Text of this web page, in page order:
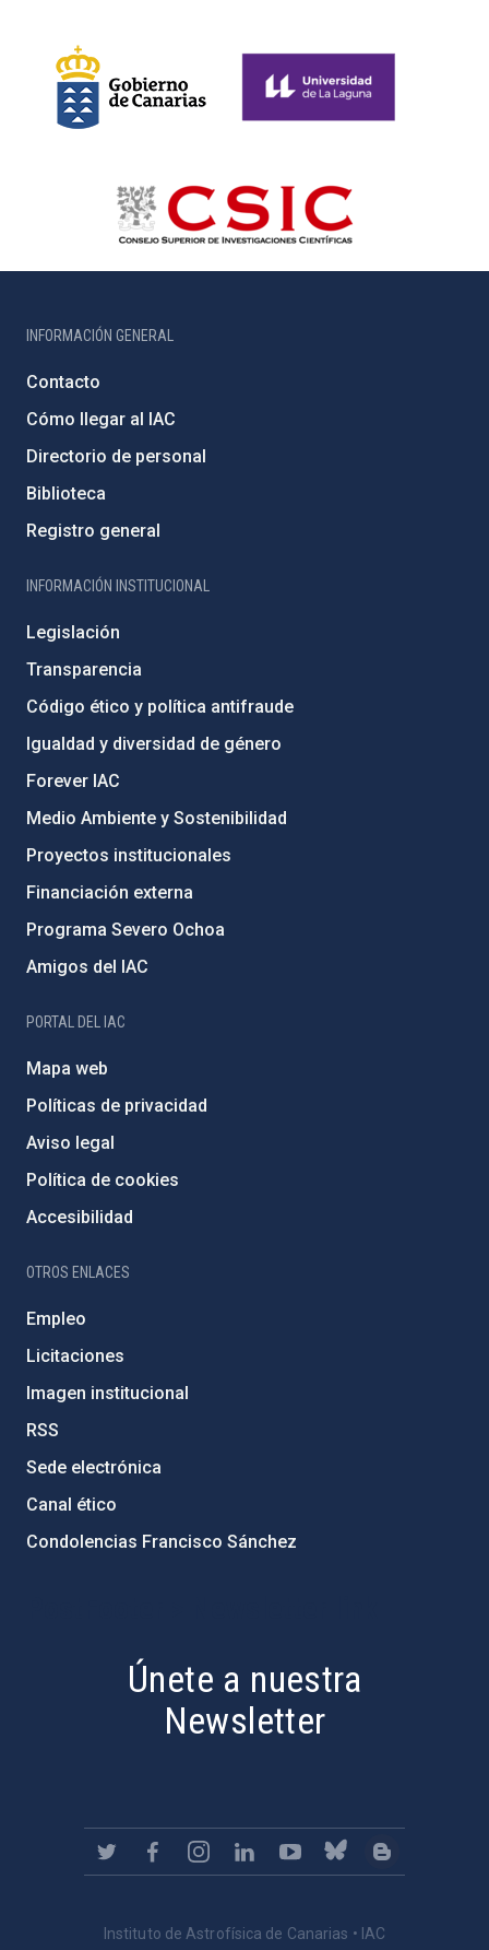
INFORMACIÓN GENERAL
Contacto
Cómo llegar al IAC
Directorio de personal
Biblioteca
Registro general
INFORMACIÓN INSTITUCIONAL
Legislación
Transparencia
Código ético y política antifraude
Igualdad y diversidad de género
Forever IAC
Medio Ambiente y Sostenibilidad
Proyectos institucionales
Financiación externa
Programa Severo Ochoa
Amigos del IAC
PORTAL DEL IAC
Mapa web
Políticas de privacidad
Aviso legal
Política de cookies
Accesibilidad
OTROS ENLACES
Empleo
Licitaciones
Imagen institucional
RSS
Sede electrónica
Canal ético
Condolencias Francisco Sánchez
Únete a nuestra
Newsletter
Instituto de Astrofísica de Canarias • IAC